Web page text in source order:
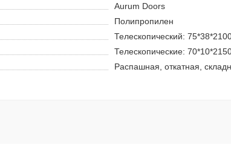
Aurum Doors
Полипропилен
Телескопический:
Телескопические:
Распашная, откатная,